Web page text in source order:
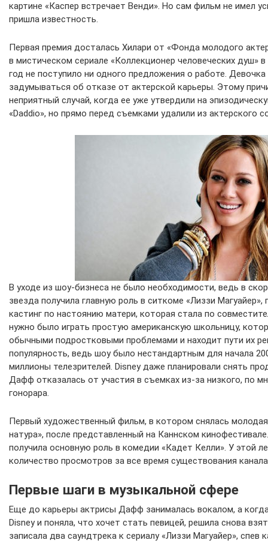
картине «Каспер встречает Венди». Но сам фильм не имел
пришла известность.
Первая премия досталась Хилари от «Фонда молодого
в мистическом сериале «Коллекционер человеческих душ»
год не поступило ни одного предложения о работе.
задумываться об отказе от актерской карьеры. Этому
неприятный случай, когда ее уже утвердили на
«Daddio», но прямо перед съемками удалили из актерского
В уходе из шоу-бизнеса не было необходимости, ведь в
звезда получила главную роль в ситкоме «Лиззи
кастинг по настоянию матери, которая стала по
нужно было играть простую американскую школьницу,
обычными подростковыми проблемами и находит пути их
популярность, ведь шоу было нестандартным для начала
миллионы телезрителей. Disney даже планировали снять
Дафф отказалась от участия в съемках из-за низкого, по
гонорара.
Первый художественный фильм, в котором снялась молодая
натура», после представленный на Каннском
получила основную роль в комедии «Кадет Келли». У этой
количество просмотров за все время существования канала
Первые шаги в музыкальной сфере
Еще до карьеры актрисы Дафф занималась вокалом, а
Disney и поняла, что хочет стать певицей, решила снова
записала два саундтрека к сериалу «Лиззи Магуайер», спев